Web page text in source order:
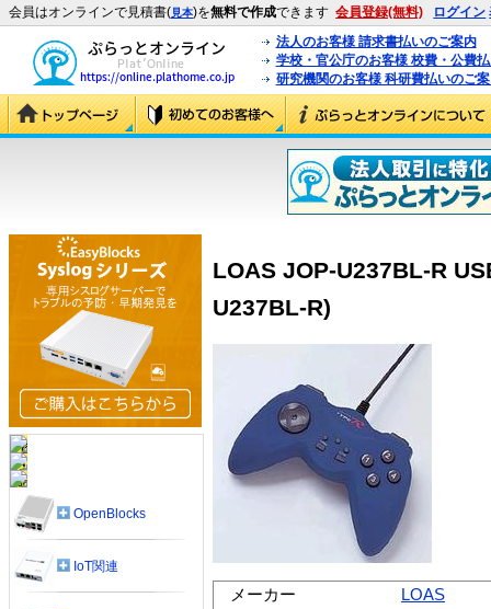
会員はオンラインで見積書(見本)を無料で作成できます 会員登録(無料) ログイン
法人のお客様 請求書払いのご案内
学校・官公庁のお客様 校費・公費
研究機関のお客様 科研費払いのご
LOAS JOP-U237BL-R
U237BL-R)
メーカー
LOAS
OpenBlocks
IoT関連